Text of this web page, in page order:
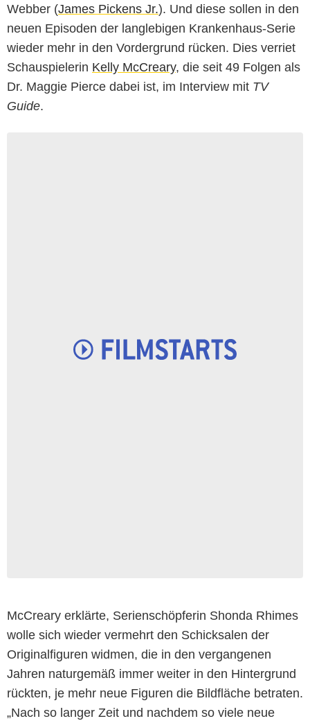
Webber (James Pickens Jr.). Und diese sollen in den
neuen Episoden der langlebigen Krankenhaus-Serie
wieder mehr in den Vordergrund rücken. Dies verriet
Schauspielerin Kelly McCreary, die seit 49 Folgen als
Dr. Maggie Pierce dabei ist, im Interview mit TV
Guide.
McCreary erklärte, Serienschöpferin Shonda Rhimes
wolle sich wieder vermehrt den Schicksalen der
Originalfiguren widmen, die in den vergangenen
Jahren naturgemäß immer weiter in den Hintergrund
rückten, je mehr neue Figuren die Bildfläche betraten.
„Nach so langer Zeit und nachdem so viele neue